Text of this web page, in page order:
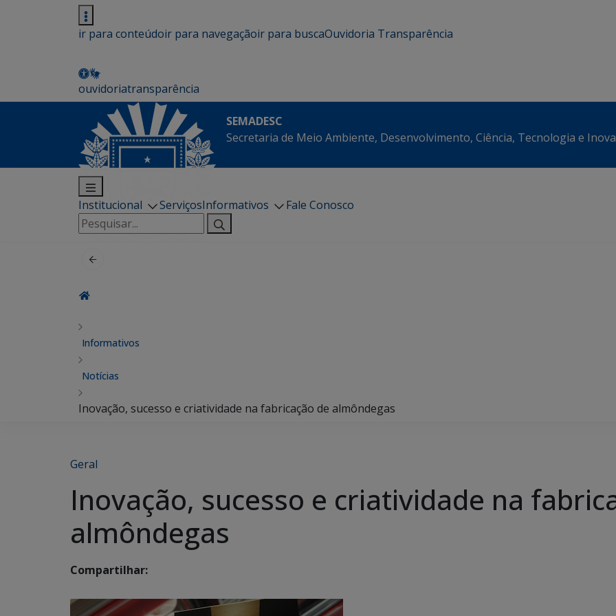
ir para conteúdoir para navegaçãoir para buscaOuvidoria Transparência
ouvidoriatransparência
SEMADESC
Secretaria de Meio Ambiente, Desenvolvimento, Ciência, Tecnologia e
Institucional ServiçosInformativos
Fale Conosco
Pesquisar
por:
Informativos
Notícias
Inovação, sucesso e criatividade na fabricação de almôndegas
Geral
Inovação, sucesso e criatividade na
almôndegas
Compartilhar: